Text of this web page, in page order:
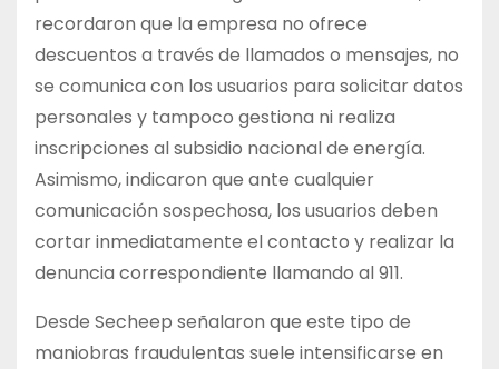
recordaron que la empresa no ofrece
descuentos a través de llamados o mensajes, no
se comunica con los usuarios para solicitar datos
personales y tampoco gestiona ni realiza
inscripciones al subsidio nacional de energía.
Asimismo, indicaron que ante cualquier
comunicación sospechosa, los usuarios deben
cortar inmediatamente el contacto y realizar la
denuncia correspondiente llamando al 911.
Desde Secheep señalaron que este tipo de
maniobras fraudulentas suele intensificarse en